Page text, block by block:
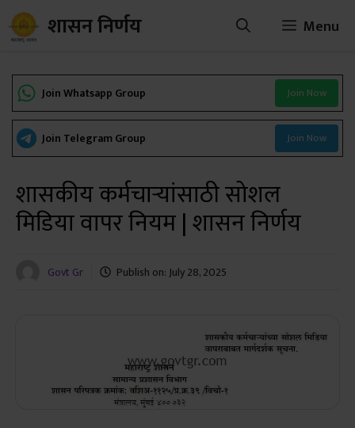
Skip
to
शासन निर्णय Menu
Join Whatsapp Group Join Now
Join Telegram Group Join Now
शासकीय कर्मचाऱ्यांसाठी सोशल
मिडिया वापर नियम | शासन निर्णय
Govt Gr Publish on: July 28, 2025